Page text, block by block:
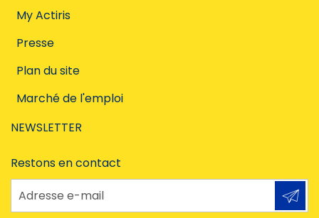
My Actiris
Presse
Plan du site
Marché de l'emploi
NEWSLETTER
Restons en contact
Adresse e-mail